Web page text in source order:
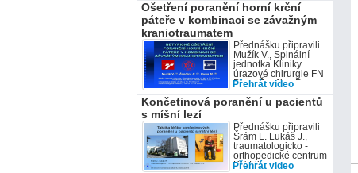
Ošetření poranění horní krční
páteře v kombinaci se závažným
kraniotraumatem
Přednášku připravili
Mužík V., Spinální
jednotka Kliniky
úrazové chirurgie FN
Brno, Ženčica P.,
Ortopedická klinika
FN Brno, Duba M.,
klinika FN Brno
Přehrát video
Končetinová poranění u pacientů
s míšní lezí
Přednášku připravili
Šrám L. Lukáš J.,
traumatologicko -
orthopedické centrum
KN Liberec
Přehrát video